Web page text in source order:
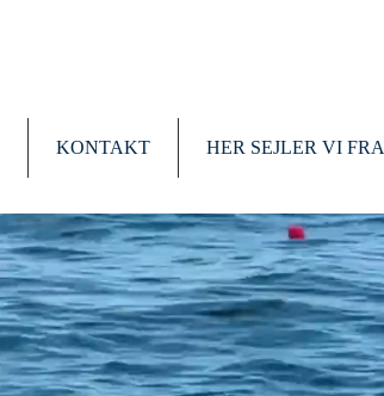
KONTAKT HER SEJLER VI FRA